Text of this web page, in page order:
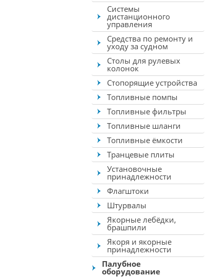
Системы
дистанционного
управления
Средства по ремонту и
уходу за судном
Столы для рулевых
колонок
Стопорящие устройства
Топливные помпы
Топливные фильтры
Топливные шланги
Топливные ёмкости
Транцевые плиты
Установочные
принадлежности
Флагштоки
Штурвалы
Якорные лебёдки,
брашпили
Якоря и якорные
принадлежности
Палубное
оборудование